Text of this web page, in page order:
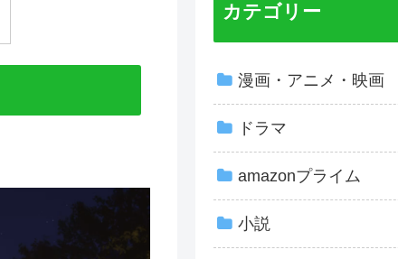
カテゴリー
漫画・アニメ・映画
ドラマ
amazonプライム
小説